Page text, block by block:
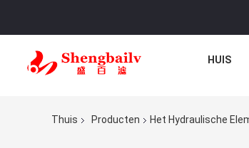
HUIS
Thuis Producten Het Hydraulische